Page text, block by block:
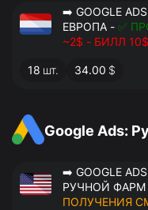
➡️ GOOGLE
ЕВРОПА - ✅
~2$ - БИЛЛ 10$
ПОЧТА С
18 шт. 34.00 $
Google Ads:
➡️ GOOGLE ADS
РУЧНОЙ ФАРМ
ПОЛУЧЕНИЯ